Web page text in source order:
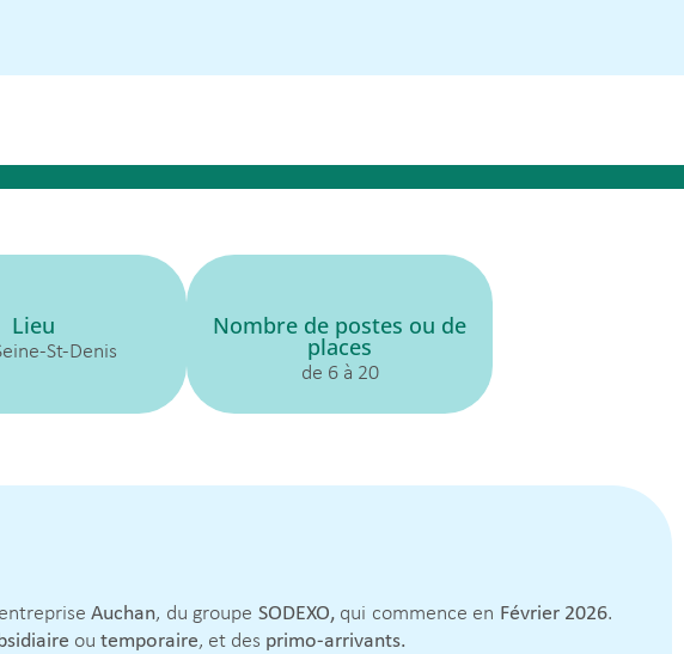
Lieu
St-Denis
Nombre de postes ou de
places
de 6 à 20
Auchan, du groupe SODEXO, qui commence en Février 2026.
ou temporaire, et des primo-arrivants.